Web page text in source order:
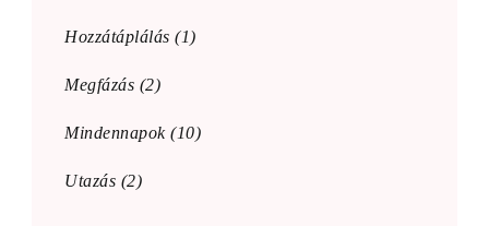
Hozzátáplálás (1)
Megfázás (2)
Mindennapok(10)
Utazás (2)